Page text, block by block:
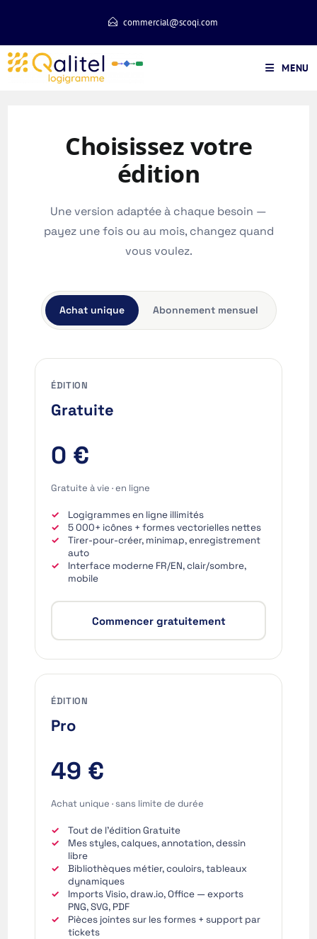
contenu
commercial@scoqi.com
MENU
Choisissez votre
édition
Une version adaptée à chaque besoin —
payez une fois ou au mois, changez quand
vous voulez.
Achat unique Abonnement mensuel
ÉDITION
Gratuite
0 €
Gratuite à vie · en ligne
Logigrammes en ligne illimités
5 000+ icônes + formes vectorielles nettes
Tirer-pour-créer, minimap, enregistrement
auto
Interface moderne FR/EN, clair/sombre,
mobile
Commencer gratuitement
ÉDITION
Pro
49 €
Achat unique · sans limite de durée
Tout de l’édition Gratuite
Mes styles, calques, annotation, dessin
libre
Bibliothèques métier, couloirs, tableaux
dynamiques
Imports Visio, draw.io, Office — exports
PNG, SVG, PDF
Pièces jointes sur les formes + support par
tickets